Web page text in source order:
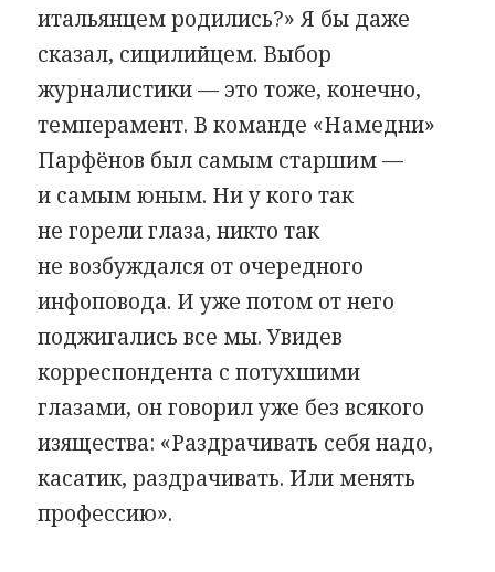
итальянцем родились?» Я бы даже
сказал, сицилийцем. Выбор
журналистики — это тоже, конечно,
темперамент. В команде «Намедни»
Парфёнов был самым старшим —
и самым юным. Ни у кого так
не горели глаза, никто так
не возбуждался от очередного
инфоповода. И уже потом от него
поджигались все мы. Увидев
корреспондента с потухшими
глазами, он говорил уже без всякого
изящества: «Раздрачивать себя надо,
касатик, раздрачивать. Или менять
профессию».